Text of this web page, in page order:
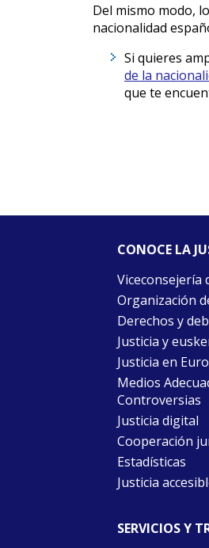
Del mismo modo,
nacionalidad
Si quieres
de la
que te
CONOCE LA
Viceconsejería
Organización
Derechos y
Justicia y
Justicia en
Medios
Controversias
Justicia digital
Cooperación
Estadísticas
Justicia
SERVICIOS Y